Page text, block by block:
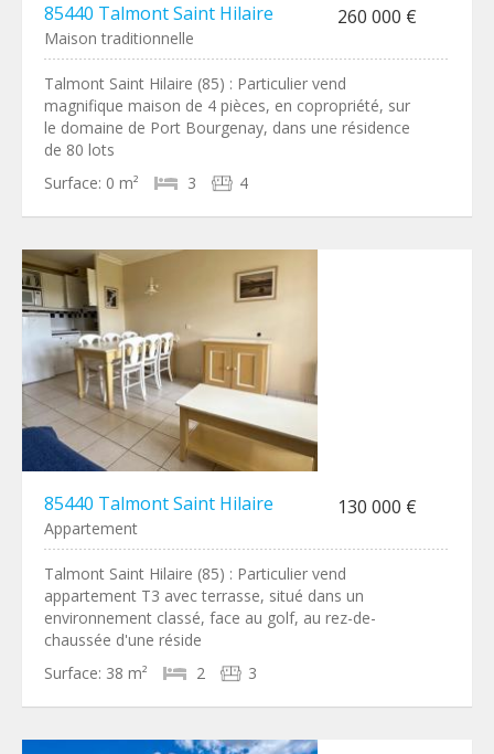
85440 Talmont Saint Hilaire 260 000 €
Maison traditionnelle
Talmont Saint Hilaire (85) : Particulier vend
magnifique maison de 4 pièces, en copropriété, sur
le domaine de Port Bourgenay, dans une résidence
de 80 lots
Surface: 0 m² 3 4
85440 Talmont Saint Hilaire 130 000 €
Appartement
Talmont Saint Hilaire (85) : Particulier vend
appartement T3 avec terrasse, situé dans un
environnement classé, face au golf, au rez-de-
chaussée d'une réside
Surface: 38 m² 2 3